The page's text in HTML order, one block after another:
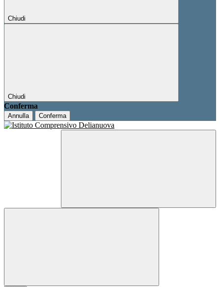
Chiudi
Chiudi
Conferma
Annulla Conferma